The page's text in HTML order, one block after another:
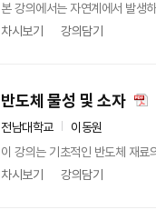
본 강의에서는 자연계에서 발생
차시보기
강의담기
반도체 물성 및 소자
전남대학교
이동원
이 강의는 기초적인 반도체 재료
차시보기
강의담기